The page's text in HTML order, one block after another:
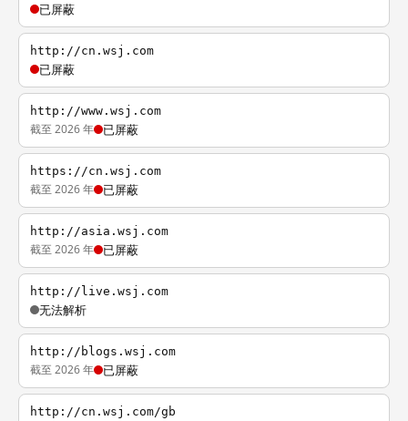
已屏蔽
http://cn.wsj.com
已屏蔽
http://www.wsj.com
截至 2026 年 已屏蔽
https://cn.wsj.com
截至 2026 年 已屏蔽
http://asia.wsj.com
截至 2026 年 已屏蔽
http://live.wsj.com
无法解析
http://blogs.wsj.com
截至 2026 年 已屏蔽
http://cn.wsj.com/gb